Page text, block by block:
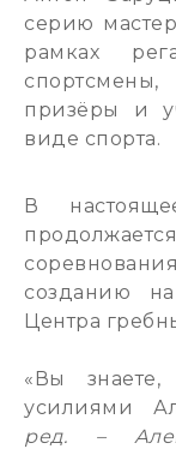
серию
рамках
призёры и
виде спорта.
В
созданию
Центра
«Вы
усилиями
ред. –